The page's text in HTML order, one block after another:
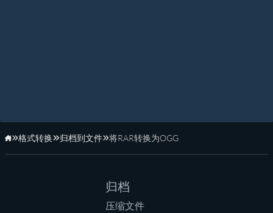
主页
格式转换 归档到文件 将RAR转换为OGG
归档
压缩文件